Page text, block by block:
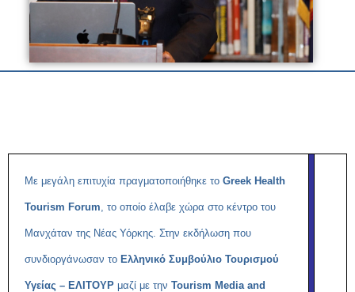
Με μεγάλη επιτυχία πραγματοποιήθηκε το Greek Health
Tourism Forum, το οποίο έλαβε χώρα στο κέντρο του
Μανχάταν της Νέας Υόρκης. Στην εκδήλωση που
συνδιοργάνωσαν το Ελληνικό Συμβούλιο Τουρισμού
Υγείας – ΕΛΙΤΟΥΡ μαζί με την Tourism Media and